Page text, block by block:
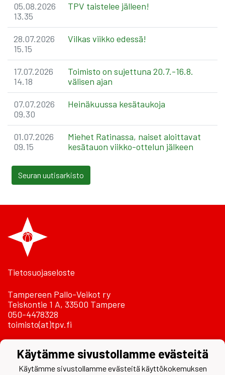
05.08.2026
13.35
TPV taistelee jälleen!
28.07.2026
15.15
Vilkas viikko edessä!
17.07.2026
14.18
Toimisto on sujettuna 20.7.-16.8.
välisen ajan
07.07.2026
09.30
Heinäkuussa kesätaukoja
01.07.2026
09.15
Miehet Ratinassa, naiset aloittavat
kesätauon viikko-ottelun jälkeen
Seuran uutisarkisto
Tietosuojaseloste
Tampereen Pallo-Veikot ry
Teiskontie 1 A, 33500 Tampere
050-4478328
toimisto(at)tpv.fi
Käytämme sivustollamme evästeitä
Käytämme sivustollamme evästeitä käyttökokemuksen